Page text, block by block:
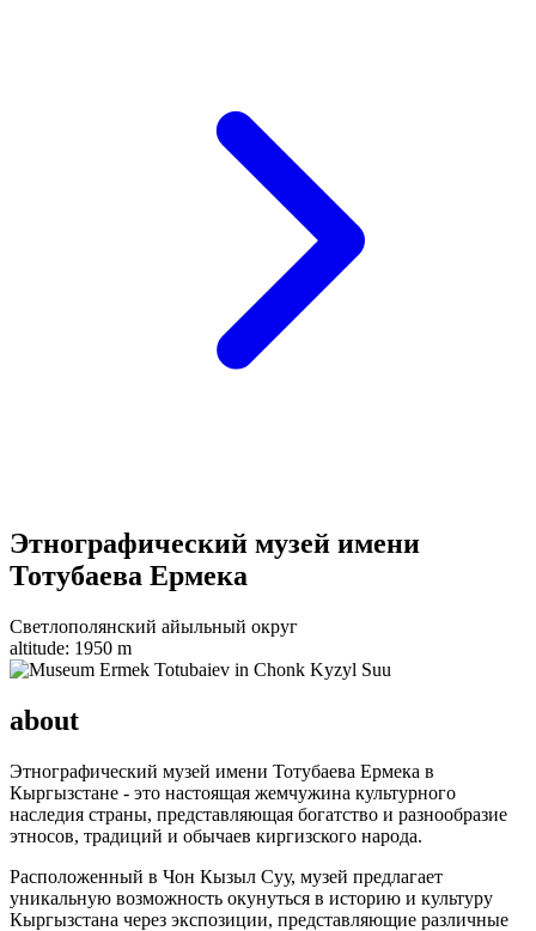
Этнографический музей имени
Тотубаева Ермека
Светлополянский айыльный округ
altitude: 1950 m
about
Этнографический музей имени Тотубаева Ермека в
Кыргызстане - это настоящая жемчужина культурного
наследия страны, представляющая богатство и разнообразие
этносов, традиций и обычаев киргизского народа.
Расположенный в Чон Кызыл Суу, музей предлагает
уникальную возможность окунуться в историю и культуру
Кыргызстана через экспозиции, представляющие различные